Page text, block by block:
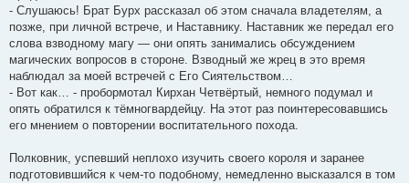
- Слушаюсь! Брат Бурх рассказал об этом сначала владетелям, а
позже, при личной встрече, и Наставнику. Наставник же передал его
слова взводному магу — они опять занимались обсуждением
магических вопросов в стороне. Взводный же жрец в это время
наблюдал за моей встречей с Его Сиятельством…
- Вот как… - пробормотал Кирхан Четвёртый, немного подумал и
опять обратился к тёмногвардейцу. На этот раз поинтересовавшись
его мнением о повторении воспитательного похода.
Полковник, успевший неплохо изучить своего короля и заранее
подготовившийся к чем-то подобному, немедленно высказался в том